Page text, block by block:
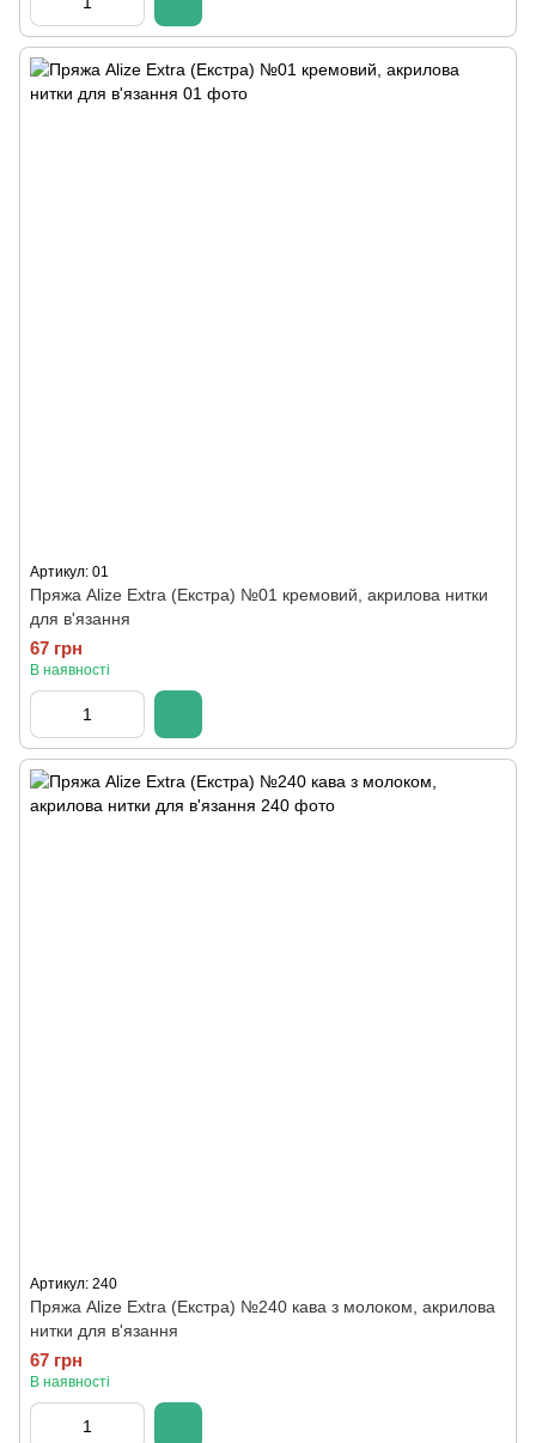
Артикул: 01
Пряжа Alize Extra (Екстра) №01 кремовий, акрилова нитки
для в'язання
67 грн
В наявності
Артикул: 240
Пряжа Alize Extra (Екстра) №240 кава з молоком, акрилова
нитки для в'язання
67 грн
В наявності